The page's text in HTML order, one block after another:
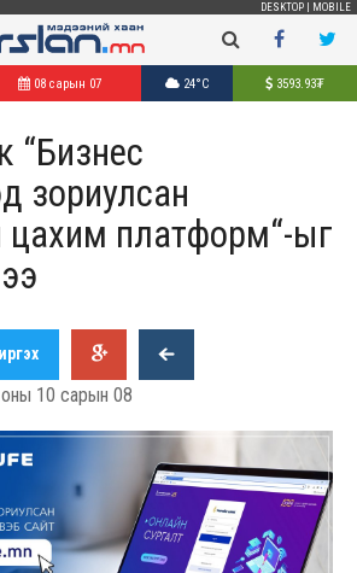
DESKTOP MOBILE
08 сарын 07 24°C 3593.93₮
“Бизнес
зориулсан
цахим платформ“-ыг
10 сарын 08